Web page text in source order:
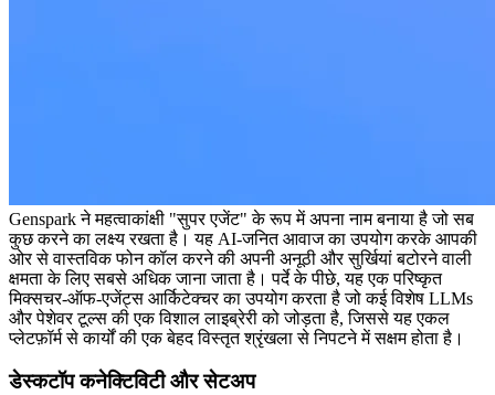
Genspark ने महत्वाकांक्षी "सुपर एजेंट" के रूप में अपना नाम बनाया है जो सब
कुछ करने का लक्ष्य रखता है। यह AI-जनित आवाज का उपयोग करके आपकी
ओर से वास्तविक फोन कॉल करने की अपनी अनूठी और सुर्खियां बटोरने वाली
क्षमता के लिए सबसे अधिक जाना जाता है। पर्दे के पीछे, यह एक परिष्कृत
मिक्सचर-ऑफ-एजेंट्स आर्किटेक्चर का उपयोग करता है जो कई विशेष LLMs
और पेशेवर टूल्स की एक विशाल लाइब्रेरी को जोड़ता है, जिससे यह एकल
प्लेटफ़ॉर्म से कार्यों की एक बेहद विस्तृत श्रृंखला से निपटने में सक्षम होता है।
डेस्कटॉप कनेक्टिविटी और सेटअप